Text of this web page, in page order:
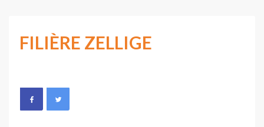
FILIÈRE ZELLIGE